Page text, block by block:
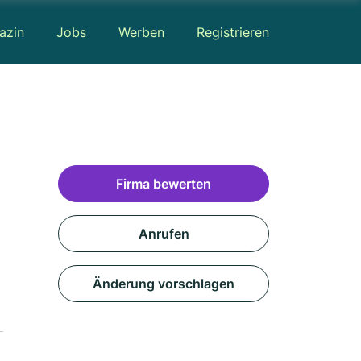
Jobs Werben Registrieren
Firma bewerten
Anrufen
Änderung vorschlagen